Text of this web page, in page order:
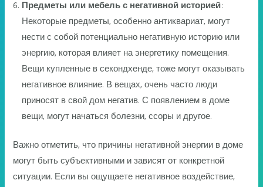
Предметы или мебель с негативной историей:
Некоторые предметы, особенно антиквариат, могут
нести с собой потенциально негативную историю или
энергию, которая влияет на энергетику помещения.
Вещи купленные в секондхенде, тоже могут оказывать
негативное влияние. В вещах, очень часто люди
приносят в свой дом негатив. С появлением в доме
вещи, могут начаться болезни, ссоры и другое.
Важно отметить, что причины негативной энергии в доме
могут быть субъективными и зависят от конкретной
ситуации. Если вы ощущаете негативное воздействие,